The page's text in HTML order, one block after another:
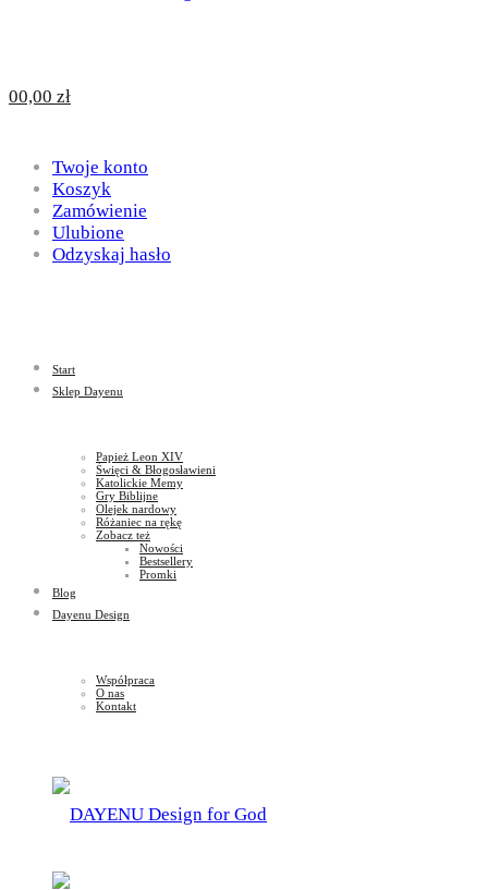
for
God
DAYENU
Design
God
00,00 zł
Twoje konto
Koszyk
Zamówienie
Ulubione
Odzyskaj hasło
Start
Sklep Dayenu
Papież Leon XIV
Święci & Błogosławieni
Katolickie Memy
Gry Biblijne
Olejek nardowy
Różaniec na rękę
Zobacz też
Nowości
Bestsellery
Promki
Blog
Dayenu Design
Współpraca
O nas
Kontakt